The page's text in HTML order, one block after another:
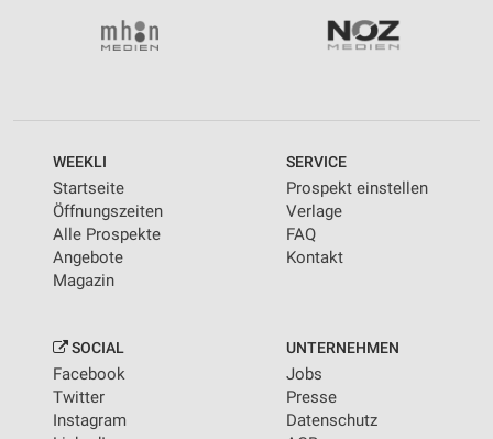
WEEKLI
Startseite
Öffnungszeiten
Alle Prospekte
Angebote
Magazin
SERVICE
Prospekt einstellen
Verlage
FAQ
Kontakt
SOCIAL
Facebook
Twitter
Instagram
UNTERNEHMEN
Jobs
Presse
Datenschutz